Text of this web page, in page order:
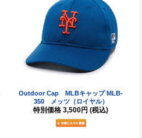
Outdoor Cap MLBキャップ MLB-
350 メッツ（ロイヤル）
特別価格 3,500円 (税込)